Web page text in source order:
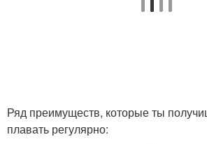
Ряд преимуществ, которые ты
плавать регулярно: